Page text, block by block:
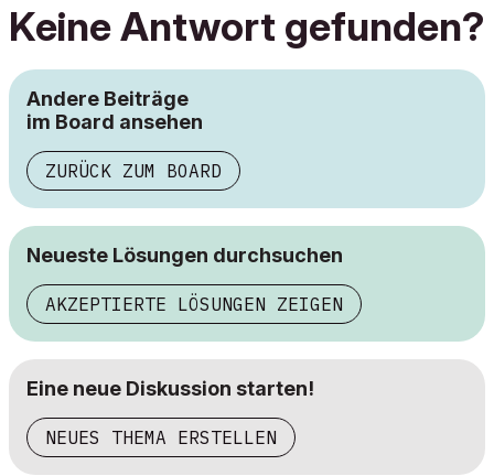
Keine Antwort gefunden?
Andere Beiträge
im Board ansehen
ZURÜCK ZUM BOARD
Neueste Lösungen durchsuchen
AKZEPTIERTE LÖSUNGEN ZEIGEN
Eine neue Diskussion starten!
NEUES THEMA ERSTELLEN